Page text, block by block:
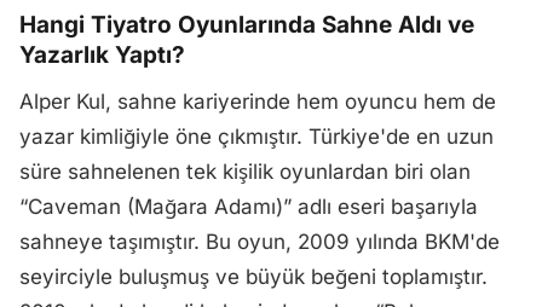
Hangi Tiyatro Oyunlarında Sahne Aldı ve
Yazarlık Yaptı?
Alper Kul, sahne kariyerinde hem oyuncu hem de
yazar kimliğiyle öne çıkmıştır. Türkiye'de en uzun
süre sahnelenen tek kişilik oyunlardan biri olan
“Caveman (Mağara Adamı)” adlı eseri başarıyla
sahneye taşımıştır. Bu oyun, 2009 yılında BKM'de
seyirciyle buluşmuş ve büyük beğeni toplamıştır.